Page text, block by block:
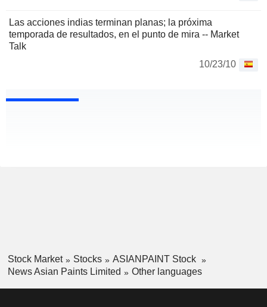
Las acciones indias terminan planas; la próxima
temporada de resultados, en el punto de mira -- Market
Talk
10/23/10
Stock Market Stocks
ASIANPAINT Stock
News Asian Paints Limited
Other languages